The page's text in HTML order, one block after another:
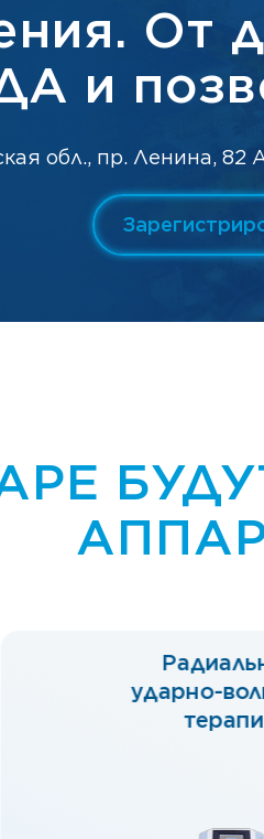
От
и
обл., пр. Ленина,
Текар-
TR-